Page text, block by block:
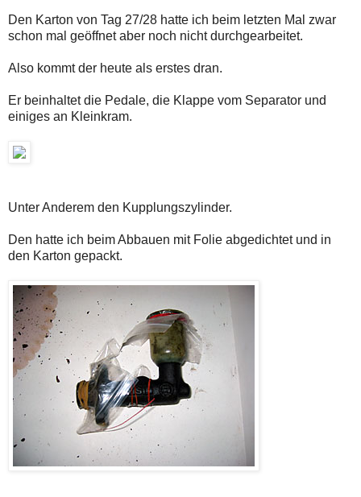
Den Karton von Tag 27/28 hatte ich beim letzten Mal zwar
schon mal geöffnet aber noch nicht durchgearbeitet.
Also kommt der heute als erstes dran.
Er beinhaltet die Pedale, die Klappe vom Separator und
einiges an Kleinkram.
Unter Anderem den Kupplungszylinder.
Den hatte ich beim Abbauen mit Folie abgedichtet und in
den Karton gepackt.